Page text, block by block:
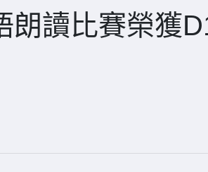
朗讀比賽榮獲